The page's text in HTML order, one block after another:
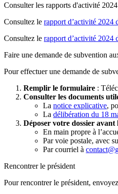
Consulter les rapports d'activité 2024
Consultez le rapport d’activité
Consultez le rapport d’activité 2024
Faire une demande de subvention
Pour effectuer une demande de
Remplir le formulaire :
Consulter les documents
La notice explicative,
La délibération du 18
Déposer votre dossier avant
En main propre à
Par voie postale, avec
Par courriel à
Rencontrer le président
Pour rencontrer le président,